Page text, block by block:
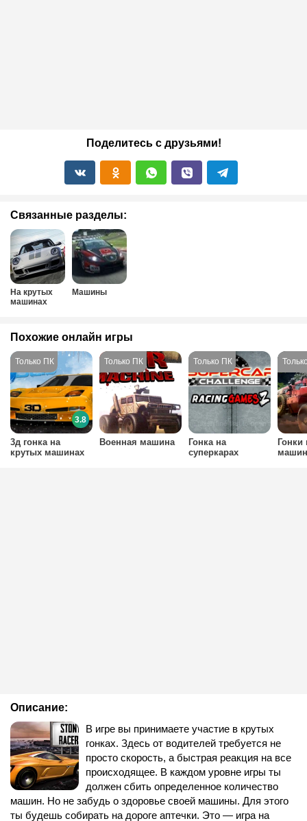
Поделитесь с друзьями!
Связанные разделы:
На крутых
машинах
Машины
Описание:
В игре вы принимаете участие в крутых
гонках. Здесь от водителей требуется не
просто скорость, а быстрая реакция на все
происходящее. В каждом уровне игры ты
должен сбить определенное количество
машин. Но не забудь о здоровье своей машины. Для этого
ты будешь собирать на дороге аптечки. Это — игра на
Похожие онлайн игры
3д гонка на
крутых машинах
3.8
Военная машина
Гонка на
суперкарах
Гонки